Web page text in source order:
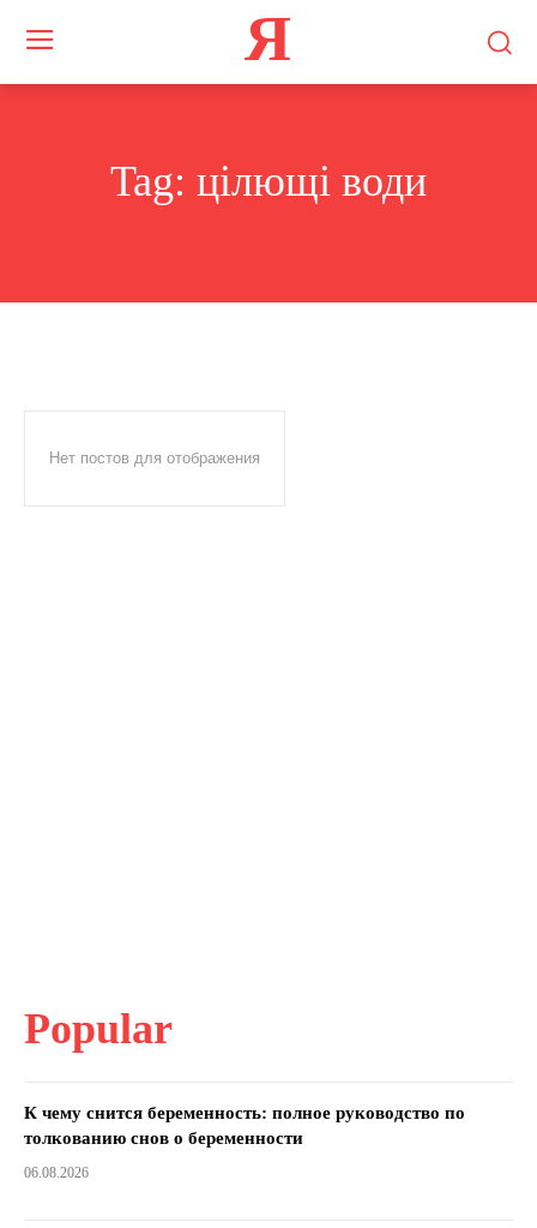
Я
Tag: цілющі води
Нет постов для отображения
Popular
К чему снится беременность: полное руководство по
толкованию снов о беременности
06.08.2026